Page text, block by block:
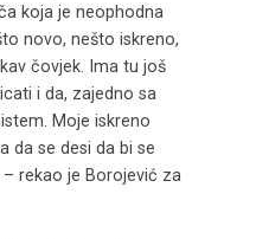
koja je neophodna
novo, nešto iskreno,
čovjek. Ima tu još
i da, zajedno sa
Moje iskreno
da se desi da bi se
– rekao je Borojević za